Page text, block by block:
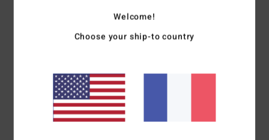
Protection anti-UV 100%
Disponible en version Wildlife Polarized
Composition73 % nylon, 23 % polycarbonate, 2 % métal,
2 % alliage de zinc
Welcome!
Choose your ship-to country